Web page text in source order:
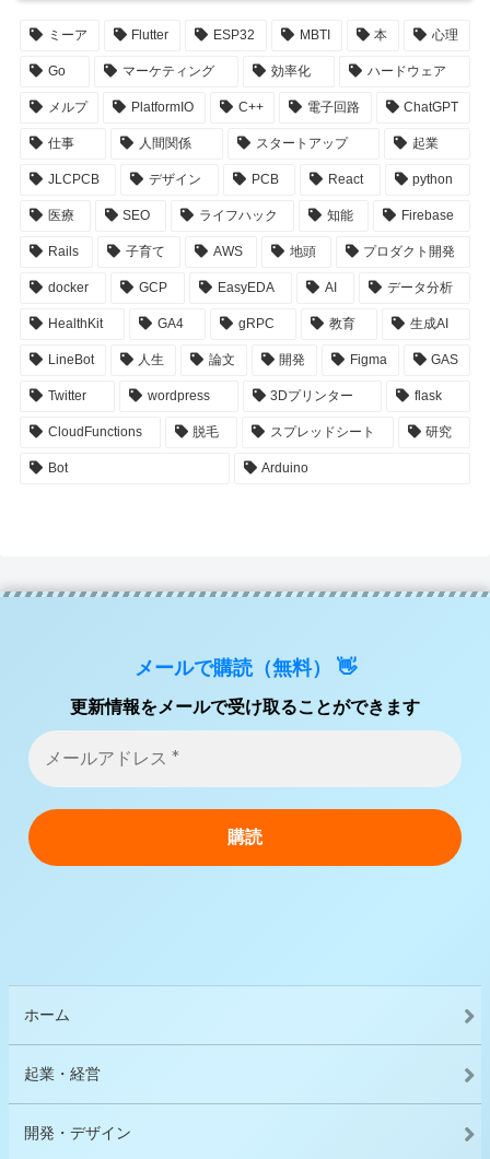
ミーア Flutter ESP32 MBTI 本 心理
Go マーケティング 効率化 ハードウェア
メルプ PlatformIO C++ 電子回路 ChatGPT
仕事 人間関係 スタートアップ 起業
JLCPCB デザイン PCB React python
医療 SEO ライフハック 知能 Firebase
Rails 子育て AWS 地頭 プロダクト開発
docker GCP EasyEDA AI データ分析
HealthKit GA4 gRPC 教育 生成AI
LineBot 人生 論文 開発 Figma GAS
Twitter wordpress 3Dプリンター flask
CloudFunctions 脱毛 スプレッドシート 研究
Bot Arduino
メールで購読（無料） 👋
更新情報をメールで受け取ることができます
ホーム
起業・経営
開発・デザイン